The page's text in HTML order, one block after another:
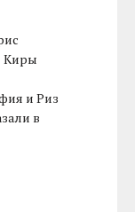
Киры
и Риз
в